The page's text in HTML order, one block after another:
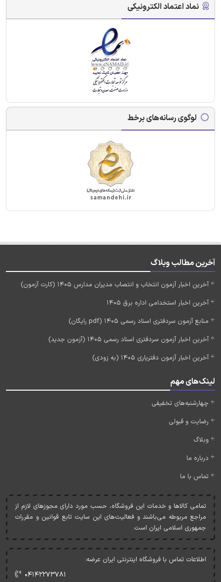
نماد اعتماد الکترونیکی
لوگوی رسانه‌های برخط
آخرین مطالب وبلاگ
آخرین اخبار آزمون انتخاب و انتصاب مدیران مدارس 1405 (کارت آزمون)
آخرین اخبار استخدامی اداره برق 1405
منابع آزمون سردفتری اسناد رسمی 1405 (pdf رایگان)
آخرین اخبار آزمون سردفتری اسناد رسمی 1405 (آزمون جدید)
آخرین اخبار آزمون دفتریاری 1405 (به زودی)
لینک‌های مهم
چهارشنبه‌های تخفیفی
رضایت و قبولی
وبلاگ
درباره ما
تماس با ما
تمامی کالاها و خدمات اين فروشگاه، حسب مورد دارای مجوزهای لازم از
مراجع مربوطه می‌باشند و فعاليت‌های اين سايت تابع قوانين و مقررات
جمهوری اسلامی ايران است.
اطلاعات تماس با فروشگاه اینترنتی ایران عرضه:
۰۴۱۴۲۲۷۳۷۸۱